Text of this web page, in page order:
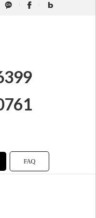
FAQ